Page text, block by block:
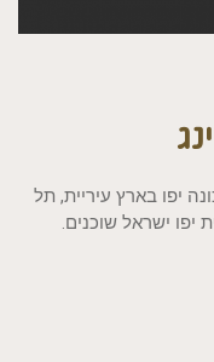
יפו בארץ עיריית, תל
ישראל שוכנים.